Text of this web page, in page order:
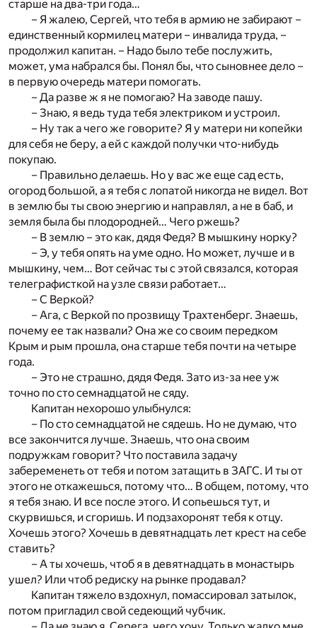
старше на два-три года…
– Я жалею, Сергей, что тебя в армию не забирают –
единственный кормилец матери – инвалида труда, –
продолжил капитан. – Надо было тебе послужить,
может, ума набрался бы. Понял бы, что сыновнее дело –
в первую очередь матери помогать.
– Да разве ж я не помогаю? На заводе пашу.
– Знаю, я ведь туда тебя электриком и устроил.
– Ну так а чего же говорите? Я у матери ни копейки
для себя не беру, а ей с каждой получки что-нибудь
покупаю.
– Правильно делаешь. Но у вас же еще сад есть,
огород большой, а я тебя с лопатой никогда не видел. Вот
в землю бы ты свою энергию и направлял, а не в баб, и
земля была бы плодородней… Чего ржешь?
– В землю – это как, дядя Федя? В мышкину норку?
– Э, у тебя опять на уме одно. Но может, лучше и в
мышкину, чем… Вот сейчас ты с этой связался, которая
телеграфисткой на узле связи работает…
– С Веркой?
– Ага, с Веркой по прозвищу Трахтенберг. Знаешь,
почему ее так назвали? Она же со своим передком
Крым и рым прошла, она старше тебя почти на четыре
года.
– Это не страшно, дядя Федя. Зато из-за нее уж
точно по сто семнадцатой не сяду.
Капитан нехорошо улыбнулся:
– По сто семнадцатой не сядешь. Но не думаю, что
все закончится лучше. Знаешь, что она своим
подружкам говорит? Что поставила задачу
забеременеть от тебя и потом затащить в ЗАГС. И ты от
этого не откажешься, потому что… В общем, потому, что
я тебя знаю. И все после этого. И сопьешься тут, и
скурвишься, и сгоришь. И подзахоронят тебя к отцу.
Хочешь этого? Хочешь в девятнадцать лет крест на себе
ставить?
– А ты хочешь, чтоб я в девятнадцать в монастырь
ушел? Или чтоб редиску на рынке продавал?
Капитан тяжело вздохнул, помассировал затылок,
потом пригладил свой седеющий чубчик.